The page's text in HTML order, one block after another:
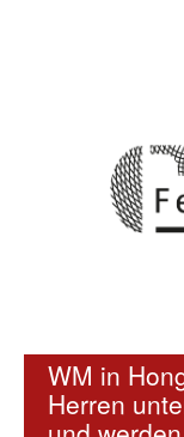
WM in
Herren